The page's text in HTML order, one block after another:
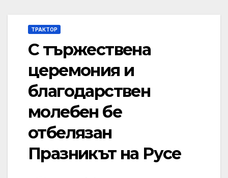
ТРАКТОР
С тържествена
церемония и
благодарствен
молебен бе
отбелязан
Празникът на Русе